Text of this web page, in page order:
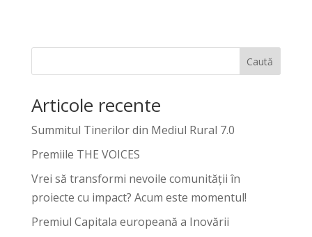
Caută
Articole recente
Summitul Tinerilor din Mediul Rural 7.0
Premiile THE VOICES
Vrei să transformi nevoile comunității în
proiecte cu impact? Acum este momentul!
Premiul Capitala europeană a Inovării